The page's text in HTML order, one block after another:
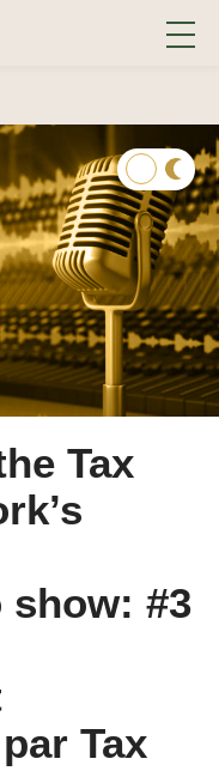
Tax
show: #3
Tax